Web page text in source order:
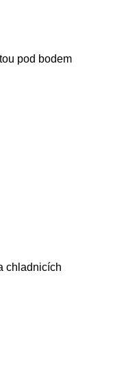
pod bodem
chladnicích